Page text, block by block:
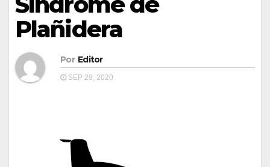
Plañidera
Por Editor
SEP 28, 2020